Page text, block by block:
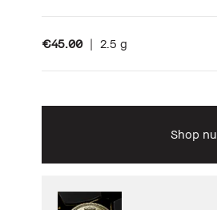
€45.00 | 2.5 g
Shop nu